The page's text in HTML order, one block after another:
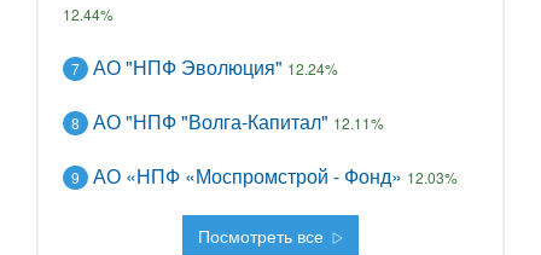
12.44%
7 АО "НПФ Эволюция" 12.24%
8 АО "НПФ "Волга-Капитал" 12.11%
9 АО «НПФ «Моспромстрой - Фонд» 12.03%
Посмотреть все